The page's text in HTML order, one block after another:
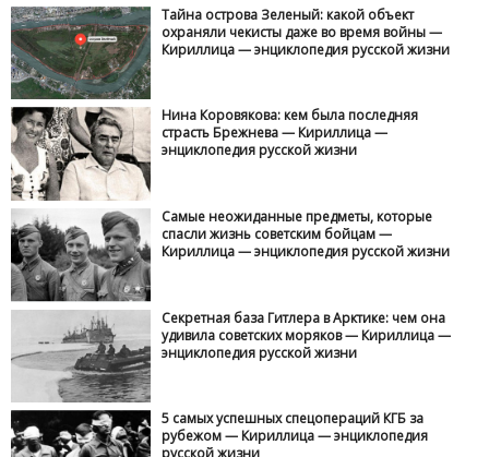
Тайна острова Зеленый: какой объект
охраняли чекисты даже во время войны —
Кириллица — энциклопедия русской жизни
Нина Коровякова: кем была последняя
страсть Брежнева — Кириллица —
энциклопедия русской жизни
Самые неожиданные предметы, которые
спасли жизнь советским бойцам —
Кириллица — энциклопедия русской жизни
Секретная база Гитлера в Арктике: чем она
удивила советских моряков — Кириллица —
энциклопедия русской жизни
5 самых успешных спецопераций КГБ за
рубежом — Кириллица — энциклопедия